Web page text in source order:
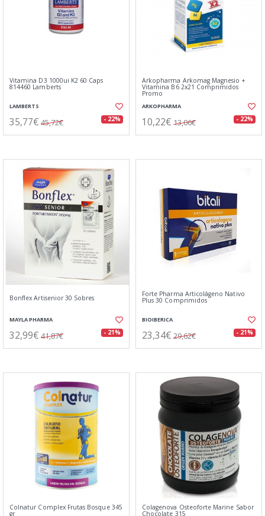
Vitamina D3 1000ui K2 60 Caps
814460 Lamberts
LAMBERTS
35,77€ 45,72€ - 22%
Arkopharma Arkomag Magnesio +
Vitamina B6 2x21 Comprimidos
Promo
ARKOPHARMA
10,22€ 13,06€ - 22%
Bonflex Artisenior 30 Sobres
MAYLA PHARMA
32,99€ 41,87€ - 21%
Forte Pharma Articolágeno Nativo
Plus 30 Comprimidos
BIOIBERICA
23,34€ 29,62€ - 21%
Colnatur Complex Frutas Bosque 345
gr
Colagenova Osteoforte Marine Sabor
Chocolate 315